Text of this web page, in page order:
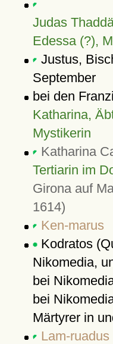
Judas
Edessa (?),
Justus,
September
bei den
Katharina,
Mystikerin
Katharina
Tertiarin im
Girona auf
1614)
Ken-marus
Kodratos
Nikomedia,
bei
bei
Märtyrer in
Lam-ruadus